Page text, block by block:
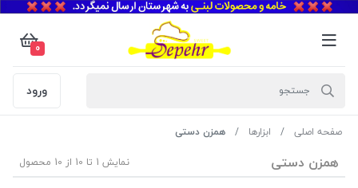
0
ورود
صفحه اصلی ابزارها همزن دستی
همزن دستی نمایش 1 تا 10 از 10 محصول